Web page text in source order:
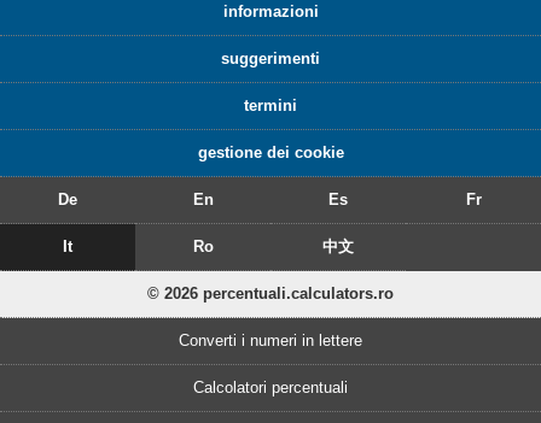
informazioni
suggerimenti
termini
gestione dei cookie
De En Es Fr
It Ro 中文
© 2026 percentuali.calculators.ro
Converti i numeri in lettere
Calcolatori percentuali